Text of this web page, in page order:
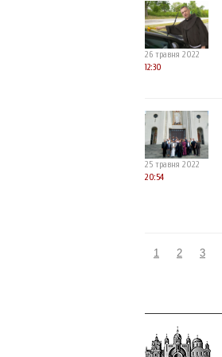
26 травня 2022
12:30
25 травня 2022
20:54
1 2 3